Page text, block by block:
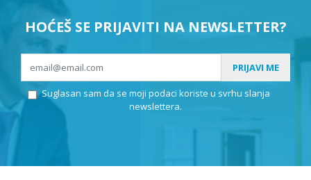
HOĆEŠ SE PRIJAVITI NA NEWSLETTER?
PRIJAVI ME
Suglasan sam da se moji podaci koriste u svrhu slanja
newslettera.